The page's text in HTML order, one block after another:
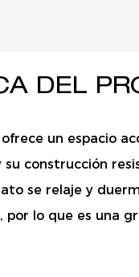
DEL
un espacio
su construcción
se relaje y
lo que es una